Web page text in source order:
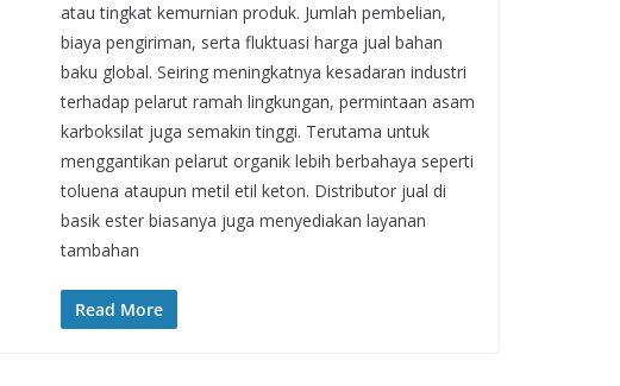
atau tingkat kemurnian produk. Jumlah pembelian,
biaya pengiriman, serta fluktuasi harga jual bahan
baku global. Seiring meningkatnya kesadaran industri
terhadap pelarut ramah lingkungan, permintaan asam
karboksilat juga semakin tinggi. Terutama untuk
menggantikan pelarut organik lebih berbahaya seperti
toluena ataupun metil etil keton. Distributor jual di
basik ester biasanya juga menyediakan layanan
tambahan
Read More